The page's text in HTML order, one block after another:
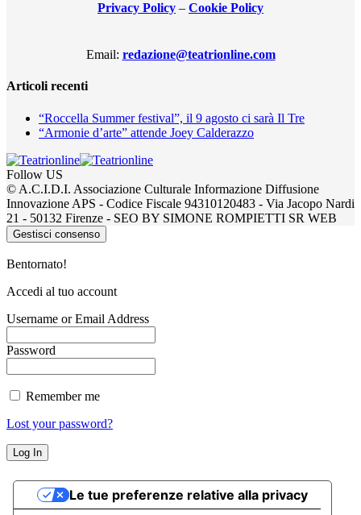
Privacy Policy – Cookie Policy
Email: redazione@teatrionline.com
Articoli recenti
“Roccella Summer festival”, il 9 agosto ci sarà Il Tre
“Armonie d’arte” attende Joey Calderazzo
Follow US
© A.C.I.D.I. Associazione Culturale Informazione Diffusione
Innovazione APS - Codice Fiscale 94310120483 - Via Jacopo Nardi
21 - 50132 Firenze - SEO BY SIMONE ROMPIETTI SR WEB
Gestisci consenso
Bentornato!
Accedi al tuo account
Username or Email Address
Password
Remember me
Lost your password?
Le tue preferenze relative alla privacy